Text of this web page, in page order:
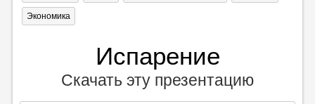
Экономика
Испарение
Скачать эту презентацию